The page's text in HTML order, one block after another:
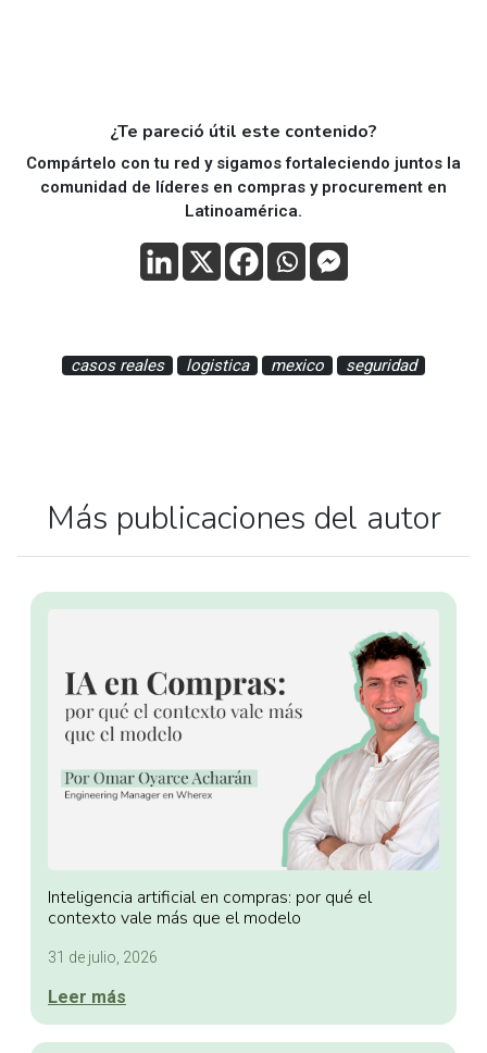
¿Te pareció útil este contenido?
Compártelo con tu red y sigamos fortaleciendo juntos la
comunidad de líderes en compras y procurement en
Latinoamérica.
casos reales logistica mexico seguridad
Más publicaciones del autor
Inteligencia artificial en compras: por qué el
contexto vale más que el modelo
31 de julio, 2026
Leer más